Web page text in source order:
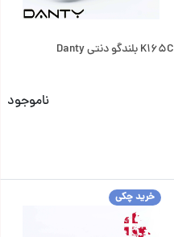
K165C بلندگو دنتی Danty
ناموجود
خرید چکی